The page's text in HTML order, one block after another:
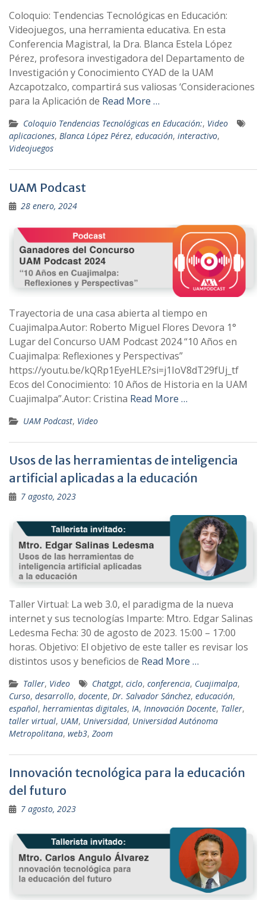
Coloquio: Tendencias Tecnológicas en Educación:
Videojuegos, una herramienta educativa. En esta
Conferencia Magistral, la Dra. Blanca Estela López
Pérez, profesora investigadora del Departamento de
Investigación y Conocimiento CYAD de la UAM
Azcapotzalco, compartirá sus valiosas ‘Consideraciones
para la Aplicación de Read More …
Coloquio Tendencias Tecnológicas en Educación:, Video
aplicaciones, Blanca López Pérez, educación, interactivo,
Videojuegos
UAM Podcast
28 enero, 2024
Trayectoria de una casa abierta al tiempo en
Cuajimalpa.Autor: Roberto Miguel Flores Devora 1°
Lugar del Concurso UAM Podcast 2024 “10 Años en
Cuajimalpa: Reflexiones y Perspectivas”
https://youtu.be/kQRp1EyeHLE?si=j1IoV8dT29fUj_tf
Ecos del Conocimiento: 10 Años de Historia en la UAM
Cuajimalpa”.Autor: Cristina Read More …
UAM Podcast, Video
Usos de las herramientas de inteligencia
artificial aplicadas a la educación
7 agosto, 2023
Taller Virtual: La web 3.0, el paradigma de la nueva
internet y sus tecnologías Imparte: Mtro. Edgar Salinas
Ledesma Fecha: 30 de agosto de 2023. 15:00 – 17:00
horas. Objetivo: El objetivo de este taller es revisar los
distintos usos y beneficios de Read More …
Taller, Video Chatgpt, ciclo, conferencia, Cuajimalpa,
Curso, desarrollo, docente, Dr. Salvador Sánchez, educación,
español, herramientas digitales, IA, Innovación Docente, Taller,
taller virtual, UAM, Universidad, Universidad Autónoma
Metropolitana, web3, Zoom
Innovación tecnológica para la educación
del futuro
7 agosto, 2023